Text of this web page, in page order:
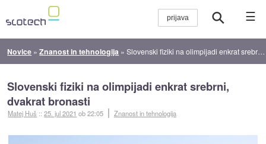
☰
Novice »Znanost in tehnologija »Slovenski fiziki na olimpijadi enkrat srebrni, dvakrat bronasti
Slovenski fiziki na olimpijadi enkrat srebrni,
dvakrat bronasti
Matej Huš ::25. jul 2021 ob 22:05 Znanost in tehnologija